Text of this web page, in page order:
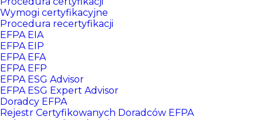
Wymogi certyfikacyjne
Procedura recertyfikacji
EFPA EIA
EFPA EIP
EFPA EFA
EFPA EFP
EFPA ESG Advisor
EFPA ESG Expert Advisor
Doradcy EFPA
Rejestr Certyfikowanych Doradców EFPA
Joanna Bartkowska-